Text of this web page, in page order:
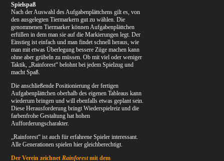
Spielspaß
Nach der Auswahl des Aufgabenplättchens gilt es, von
den ausgelegten Tiermarkern gut zu wählen. Die
genommenen Tiermarker können Aufgabenplättchen
erfüllen in dem man sie auf die Markierungen legt. Der
Einstieg ist einfach und man findet schnell heraus, wie
man mit etwas Überlegung bessere Züge machen kann
ohne aber grübeln zu müssen. Ob mit viel oder weniger
Taktik, „Rainforest“ belohnt bei jedem Spielzug und
macht Spaß.
Die anschließende Positionierung der fertigen
Aufgabenplättchen oberhalb des eigenen Tableaus kann
wiederum bringen und will ebenfalls etwas geplant sein.
Diese Herausforderung bringt Wiederspielreiz und die
farbenfrohe Gestaltung hat hohen
Aufforderungscharakter.
„Rainforest“ ist auch für erfahrene Spieler interessant.
Alle Generationen spielen hier gleichberechtigt.
Der Verein zeichnetRainforestmit dem